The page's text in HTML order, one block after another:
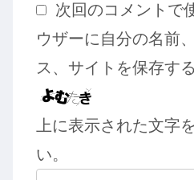
次回のコメントで
ウザーに自分の名前
ス、サイトを保存する
上に表示された文字
い。